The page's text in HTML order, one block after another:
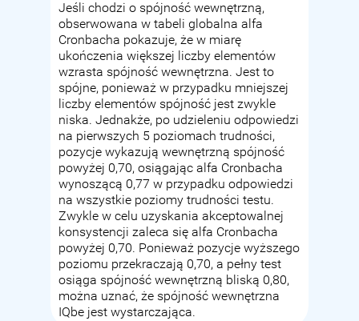
Jeśli chodzi o spójność wewnętrzną,
obserwowana w tabeli globalna alfa
Cronbacha pokazuje, że w miarę
ukończenia większej liczby elementów
wzrasta spójność wewnętrzna. Jest to
spójne, ponieważ w przypadku mniejszej
liczby elementów spójność jest zwykle
niska. Jednakże, po udzieleniu odpowiedzi
na pierwszych 5 poziomach trudności,
pozycje wykazują wewnętrzną spójność
powyżej 0,70, osiągając alfa Cronbacha
wynoszącą 0,77 w przypadku odpowiedzi
na wszystkie poziomy trudności testu.
Zwykle w celu uzyskania akceptowalnej
konsystencji zaleca się alfa Cronbacha
powyżej 0,70. Ponieważ pozycje wyższego
poziomu przekraczają 0,70, a pełny test
osiąga spójność wewnętrzną bliską 0,80,
można uznać, że spójność wewnętrzna
IQbe jest wystarczająca.